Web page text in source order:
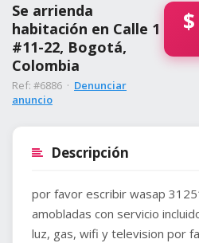
Se arrienda
habitación en Calle 1
#11-22, Bogotá,
Colombia
Ref: #6886 · Denunciar
anuncio
$
Descripción
por favor escribir wasap
amobladas con servicio
luz, gas, wifi y television por